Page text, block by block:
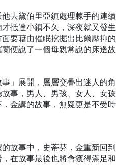
去黛伯里亞鎮處理棘手的連
抵達小鎮不久，深夜就又發
要藉由催眠挖掘出比爾壓抑
便說了一個母親常說的床邊
」展開，層層交疊出迷人的
事，男人、男孩、女人、女
金講的故事，無疑更是不受
的故事中，史蒂芬．金重新
，在故事最後也將會獲得滿